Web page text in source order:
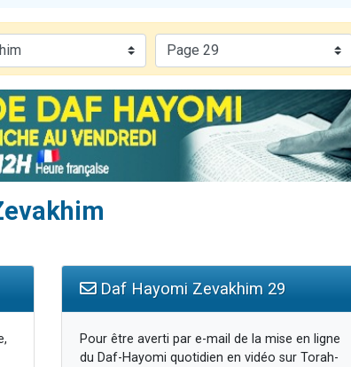
Daf Hayomi Zevakhim 29
Pour être averti par e-mail de la mise en ligne
du Daf-Hayomi quotidien en vidéo sur Torah-